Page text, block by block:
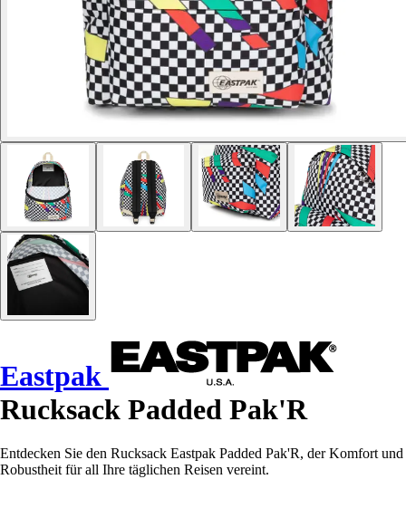
Eastpak
Rucksack Padded Pak'R
Entdecken Sie den Rucksack Eastpak Padded Pak'R, der Komfort und
Robustheit für all Ihre täglichen Reisen vereint.